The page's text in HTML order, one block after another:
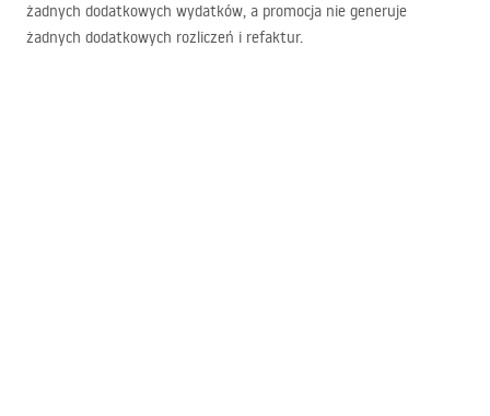
żadnych dodatkowych wydatków, a promocja nie generuje
żadnych dodatkowych rozliczeń i refaktur.